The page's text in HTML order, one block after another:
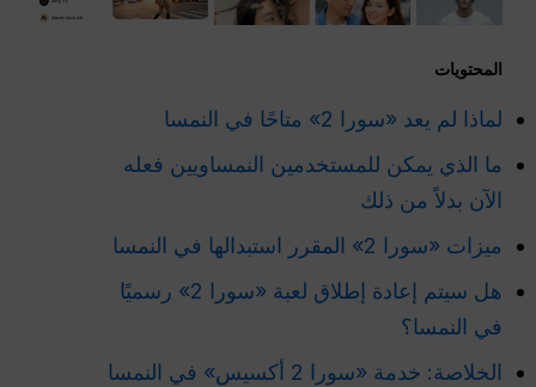
المحتويات
لماذا لم يعد «سورا 2» متاحًا في النمسا
ما الذي يمكن للمستخدمين النمساويين فعله
الآن بدلاً من ذلك
ميزات «سورا 2» المقرر استبدالها في النمسا
هل سيتم إعادة إطلاق لعبة «سورا 2» رسميًا
في النمسا؟
الخلاصة: خدمة «سورا 2 أكسيس» في النمسا